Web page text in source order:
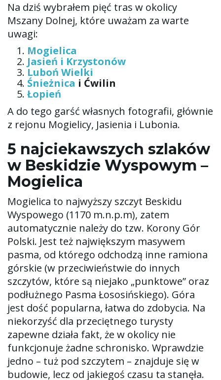
Na dziś wybrałem pięć tras w okolicy
Mszany Dolnej, które uważam za warte
uwagi:
Mogielica
Jasień i Krzystonów
Luboń Wielki
Śnieżnica i Ćwilin
Łopień
A do tego garść własnych fotografii, głównie
z rejonu Mogielicy, Jasienia i Lubonia.
5 najciekawszych szlaków
w Beskidzie Wyspowym –
Mogielica
Mogielica to najwyższy szczyt Beskidu
Wyspowego (1170 m.n.p.m), zatem
automatycznie należy do tzw. Korony Gór
Polski. Jest też największym masywem
pasma, od którego odchodzą inne ramiona
górskie (w przeciwieństwie do innych
szczytów, które są niejako „punktowe” oraz
podłużnego Pasma Łososińskiego). Góra
jest dość popularna, łatwa do zdobycia. Na
niekorzyść dla przeciętnego turysty
zapewne działa fakt, że w okolicy nie
funkcjonuje żadne schronisko. Wprawdzie
jedno – tuż pod szczytem – znajduje się w
budowie, lecz od jakiegoś czasu ta stanęła.